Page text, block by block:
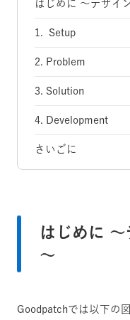
はじめに 〜デザイ
1. Setup
2. Problem
3. Solution
4. Development
さいごに
はじめに
〜
Goodpatchでは以下の